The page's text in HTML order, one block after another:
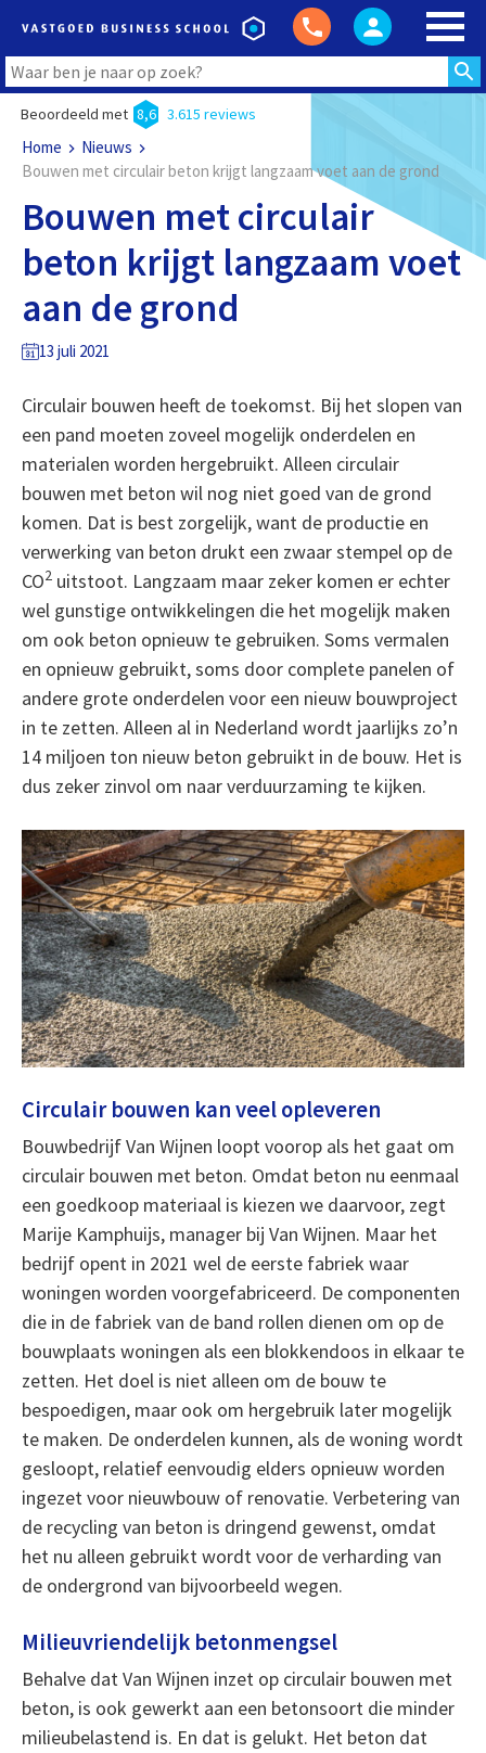
Beoordeeld met 8,6 3.615 reviews
Home
Nieuws
Bouwen met circulair beton krijgt langzaam voet aan de grond
Bouwen met circulair
beton krijgt langzaam voet
aan de grond
13 juli 2021
Circulair bouwen heeft de toekomst. Bij het slopen van
een pand moeten zoveel mogelijk onderdelen en
materialen worden hergebruikt. Alleen circulair
bouwen met beton wil nog niet goed van de grond
komen. Dat is best zorgelijk, want de productie en
verwerking van beton drukt een zwaar stempel op de
CO2uitstoot. Langzaam maar zeker komen er echter
wel gunstige ontwikkelingen die het mogelijk maken
om ook beton opnieuw te gebruiken. Soms vermalen
en opnieuw gebruikt, soms door complete panelen of
andere grote onderdelen voor een nieuw bouwproject
in te zetten. Alleen al in Nederland wordt jaarlijks zo’n
14 miljoen ton nieuw beton gebruikt in de bouw. Het is
dus zeker zinvol om naar verduurzaming te kijken.
Circulair bouwen kan veel opleveren
Bouwbedrijf Van Wijnen loopt voorop als het gaat om
circulair bouwen met beton. Omdat beton nu eenmaal
een goedkoop materiaal is kiezen we daarvoor, zegt
Marije Kamphuijs, manager bij Van Wijnen. Maar het
bedrijf opent in 2021 wel de eerste fabriek waar
woningen worden voorgefabriceerd. De componenten
die in de fabriek van de band rollen dienen om op de
bouwplaats woningen als een blokkendoos in elkaar te
zetten. Het doel is niet alleen om de bouw te
bespoedigen, maar ook om hergebruik later mogelijk
te maken. De onderdelen kunnen, als de woning wordt
gesloopt, relatief eenvoudig elders opnieuw worden
ingezet voor nieuwbouw of renovatie. Verbetering van
de recycling van beton is dringend gewenst, omdat
het nu alleen gebruikt wordt voor de verharding van
de ondergrond van bijvoorbeeld wegen.
Milieuvriendelijk betonmengsel
Behalve dat Van Wijnen inzet op circulair bouwen met
beton, is ook gewerkt aan een betonsoort die minder
milieubelastend is. En dat is gelukt. Het beton dat